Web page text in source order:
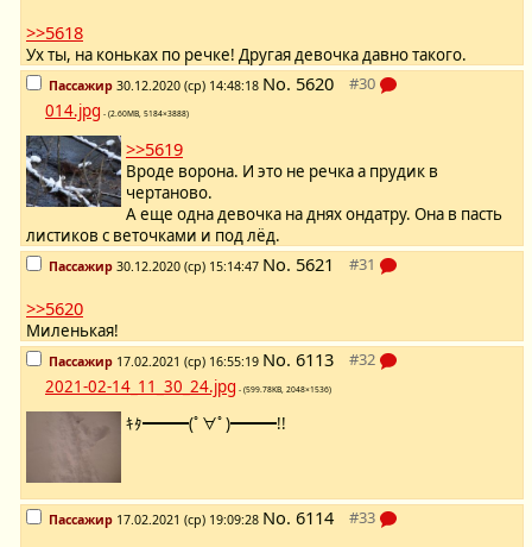
>>5618
Ух ты, на коньках по речке! Другая девочка давно такого.
Пассажир 30.12.2020 (ср) 14:48:18 No. 5620
014.jpg - (2.60MB, 5184×3888)
>>5619
Вроде ворона. И это не речка а прудик в
чертаново.
А еще одна девочка на днях ондатру. Она в пасть
листиков с веточками и под лёд.
Пассажир 30.12.2020 (ср) 15:14:47 No. 5621
>>5620
Миленькая!
Пассажир 17.02.2021 (ср) 16:55:19 No. 6113
2021-02-14_11_30_24.jpg - (599.78KB, 2048×1536)
ｷﾀ━━━(ﾟ∀ﾟ)━━━!!
Пассажир 17.02.2021 (ср) 19:09:28 No. 6114